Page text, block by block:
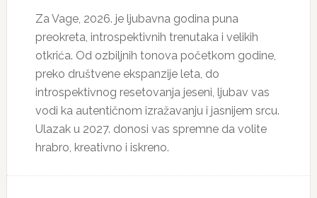
Za Vage, 2026. je ljubavna godina puna
preokreta, introspektivnih trenutaka i velikih
otkrića. Od ozbiljnih tonova početkom godine,
preko društvene ekspanzije leta, do
introspektivnog resetovanja jeseni, ljubav vas
vodi ka autentičnom izražavanju i jasnijem srcu.
Ulazak u 2027. donosi vas spremne da volite
hrabro, kreativno i iskreno.